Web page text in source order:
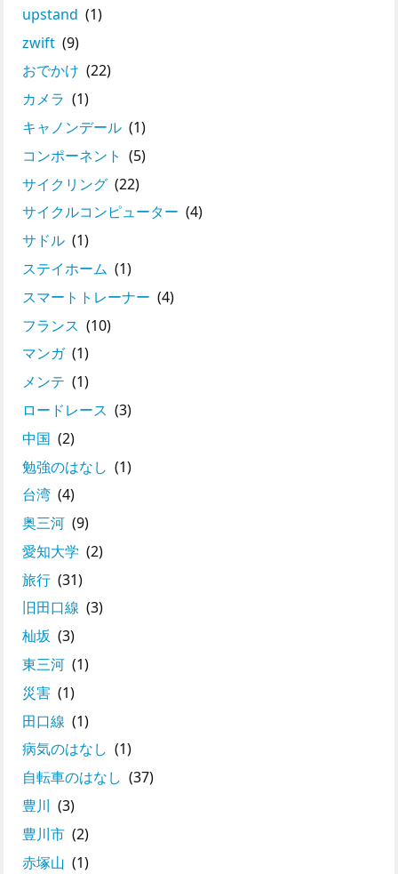
upstand (1)
zwift (9)
おでかけ (22)
カメラ (1)
キャノンデール (1)
コンポーネント (5)
サイクリング (22)
サイクルコンピューター (4)
サドル (1)
ステイホーム (1)
スマートトレーナー (4)
フランス (10)
マンガ(1)
メンテ (1)
ロードレース (3)
中国 (2)
勉強のはなし (1)
台湾 (4)
奥三河 (9)
愛知大学 (2)
旅行 (31)
旧田口線 (3)
杣坂 (3)
東三河 (1)
災害 (1)
田口線 (1)
病気のはなし (1)
自転車のはなし (37)
豊川 (3)
豊川市 (2)
赤塚山 (1)